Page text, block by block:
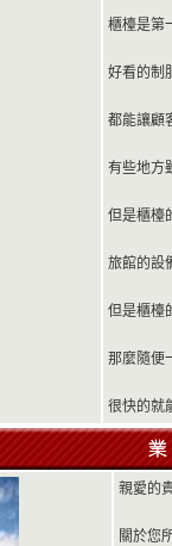
櫃檯是第
好看的制
都能讓顧
有些地方
但是櫃檯
旅館的設
但是櫃檯
那麼隨便
很快的就
親愛的
關於您